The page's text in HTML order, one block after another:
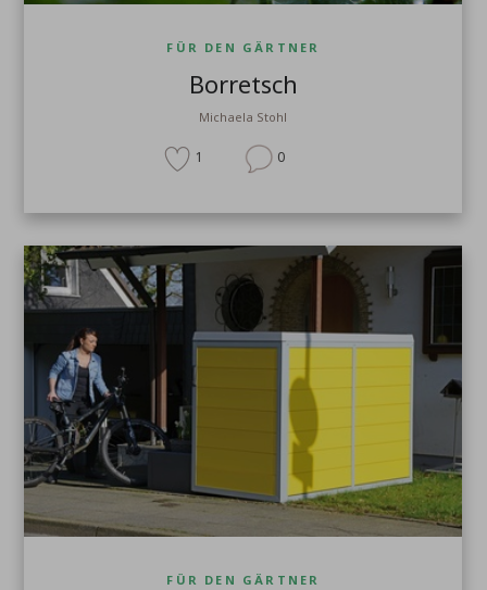
FÜR DEN GÄRTNER
Borretsch
Michaela Stohl
1 0
FÜR DEN GÄRTNER